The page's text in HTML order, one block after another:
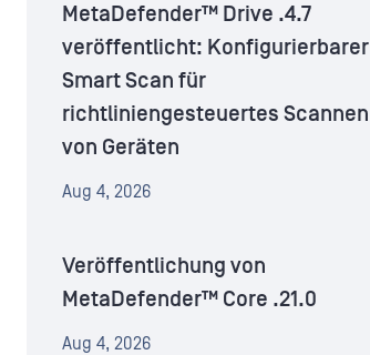
MetaDefender™ Drive .4.7
veröffentlicht: Konfigurierbarer
Smart Scan für
richtliniengesteuertes Scannen
von Geräten
Aug 4, 2026
Veröffentlichung von
MetaDefender™ Core .21.0
Aug 4, 2026